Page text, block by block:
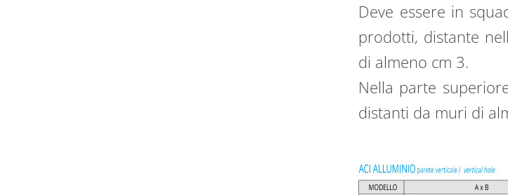
Deve essere in
prodotti, distante
di almeno cm 3.
Nella parte
distanti da muri di